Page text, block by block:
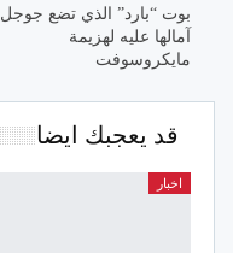
بوت “بارد” الذي تضع جوجل
آمالها عليه لهزيمة
مايكروسوفت
قد يعجبك ايضا
اخبار